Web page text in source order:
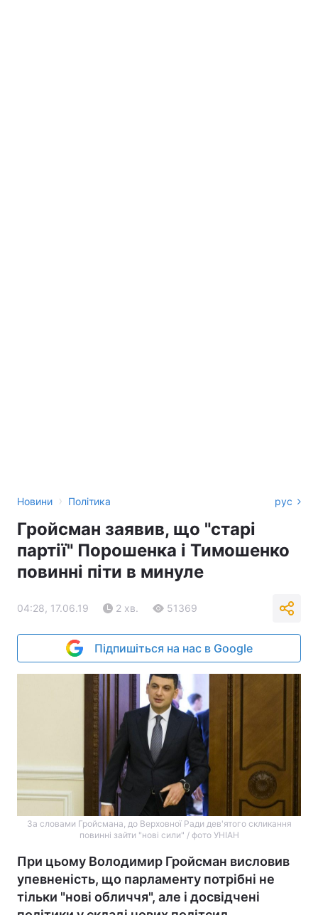
Новини › Політика рус
Гройсман заявив, що "старі
партії" Порошенка і Тимошенко
повинні піти в минуле
04:28, 17.06.19 2 хв. 51369
Підпишіться на нас в Google
За словами Гройсмана, до Верховної Ради дев'ятого скликання
повинні зайти "нові сили" / фото УНІАН
При цьому Володимир Гройсман висловив
упевненість, що парламенту потрібні не
тільки "нові обличчя", але і досвідчені